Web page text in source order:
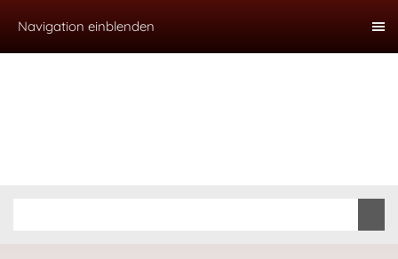
Navigation einblenden